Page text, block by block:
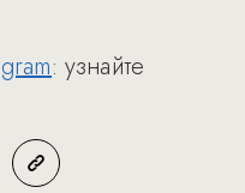
: узнайте